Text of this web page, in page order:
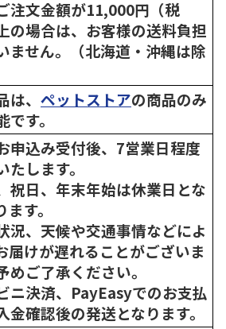
注文金額が11,000円（税
の場合は、お客様の送料負担
ません。（北海道・沖縄は除
は、 ペットストアの商品のみ
す。
申込み受付後、7営業日程度
たします。
祝日、年末年始は休業日とな
す。
況、天候や交通事情などによ
届けが遅れることがございま
めご了承ください。
ニ決済、PayEasyでのお支払
金確認後の発送となります。